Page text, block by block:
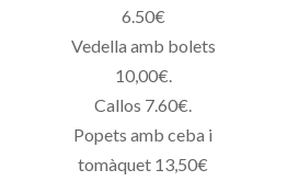
6.50€
Vedella amb bolets
10,00€.
Callos 7.60€.
Popets amb ceba i
tomàquet 13,50€